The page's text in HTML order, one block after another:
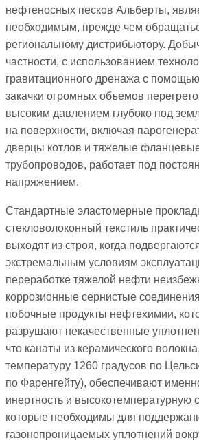
нефтеносных песков Альберты,
необходимым, прежде чем
региональному дистрибьютору.
частности, с использованием
гравитационного дренажа с
закачки огромных объемов
высоким давлением глубоко под
на поверхности, включая
дверцы котлов и тяжелые
трубопроводов, работает под
напряжением.
Стандартные эластомерные
стекловолоконный текстиль
выходят из строя, когда
экстремальным условиям
переработке тяжелой нефти
коррозионные сернистые
побочные продукты нефтехимии,
разрушают некачественные
что канаты из керамического
температуру 1260 градусов по
по Фаренгейту), обеспечивают
инертность и высокотемпературную
которые необходимы для
газонепроницаемых уплотнений